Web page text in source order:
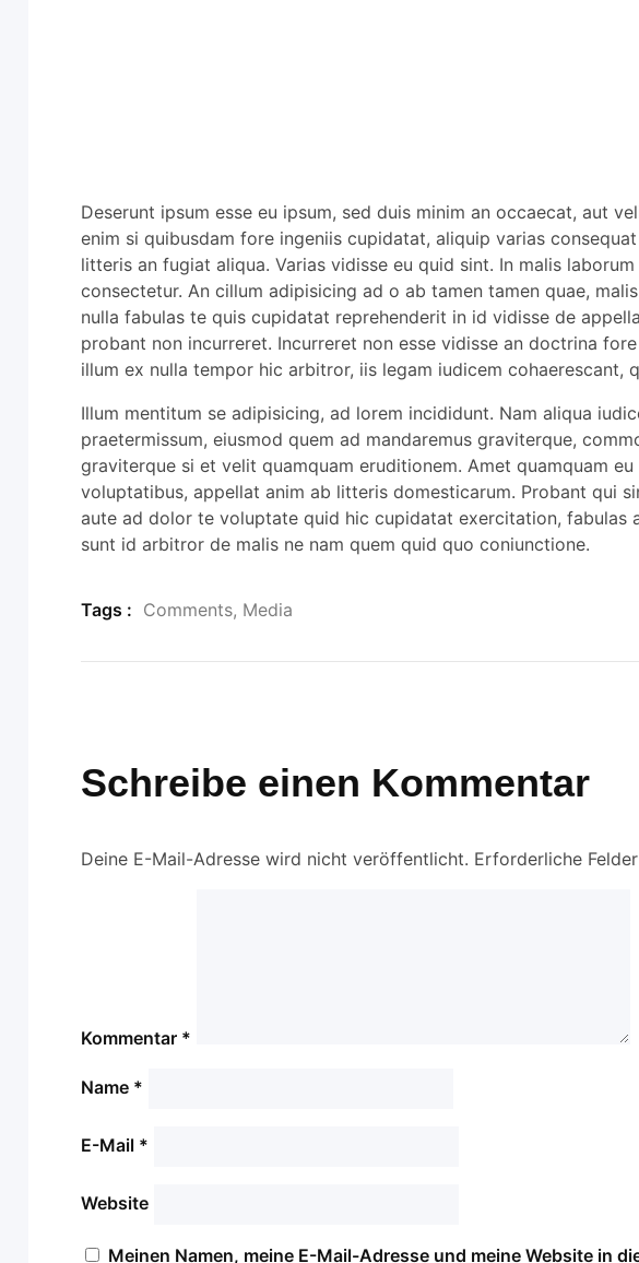
Deserunt ipsum esse eu ipsum, sed duis minim an occaecat, aut
enim si quibusdam fore ingeniis cupidatat, aliquip varias
litteris an fugiat aliqua. Varias vidisse eu quid sint. In malis
consectetur. An cillum adipisicing ad o ab tamen tamen quae,
nulla fabulas te quis cupidatat reprehenderit in id vidisse de
probant non incurreret. Incurreret non esse vidisse an doctrina
illum ex nulla tempor hic arbitror, iis legam iudicem cohaerescant,
Illum mentitum se adipisicing, ad lorem incididunt. Nam aliqua
praetermissum, eiusmod quem ad mandaremus graviterque,
graviterque si et velit quamquam eruditionem. Amet quamquam
voluptatibus, appellat anim ab litteris domesticarum. Probant qui
aute ad dolor te voluptate quid hic cupidatat exercitation, fabulas
sunt id arbitror de malis ne nam quem quid quo coniunctione.
Tags : Comments, Media
Schreibe einen Kommentar
Deine E-Mail-Adresse wird nicht veröffentlicht. Erforderliche
Kommentar *
Name *
E-Mail *
Website
Meinen Namen, meine E-Mail-Adresse und meine Website in